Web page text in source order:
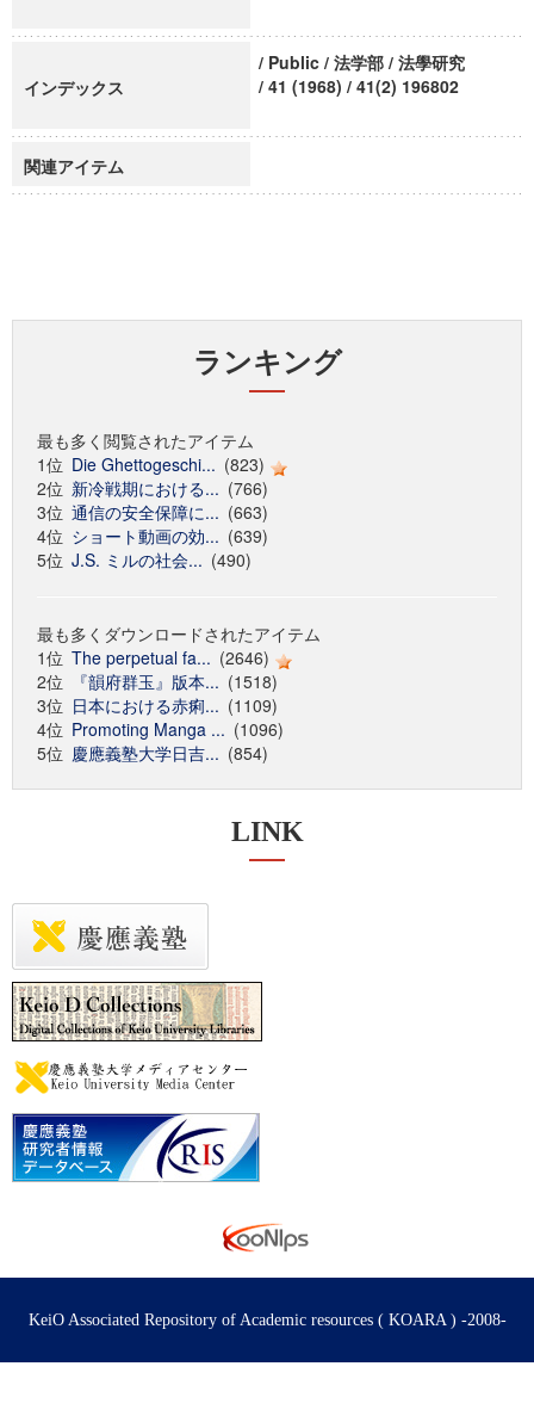
インデックス
/ Public / 法学部 / 法學研究
/ 41 (1968) / 41(2) 196802
関連アイテム
ランキング
最も多く閲覧されたアイテム
1位 Die Ghettogeschi... (823)
2位 新冷戦期における... (766)
3位 通信の安全保障に... (663)
4位 ショート動画の効... (639)
5位 J.S. ミルの社会... (490)
最も多くダウンロードされたアイテム
1位 The perpetual fa... (2646)
2位
『韻府群玉』版本... (1518)
3位 日本における赤痢... (1109)
4位 Promoting Manga ... (1096)
5位 慶應義塾大学日吉... (854)
LINK
KeiO Associated Repository of Academic resources ( KOARA ) -2008-